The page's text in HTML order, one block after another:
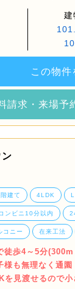
建
この物件
請求・来場予
建て 4LDK
ンビニ10分以内
コニー 在来工法
徒歩4～5分
も無理なく通園
を見渡せるので